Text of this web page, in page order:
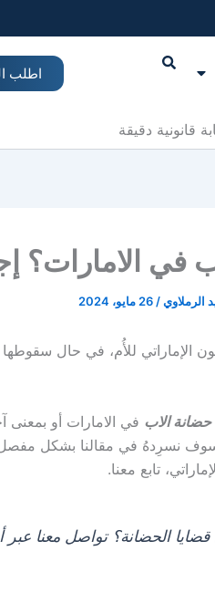
اطلب
قانونية دقيقة
الامارات؟
الرملاوي/26 مايو، 2024
الإماراتي للأُم، في حال سقوطها
الاب في الامارات أو
نسرِدهُ في مقالنا بشكل
تابع معنا.
الحضانة؟ تواصل معنا